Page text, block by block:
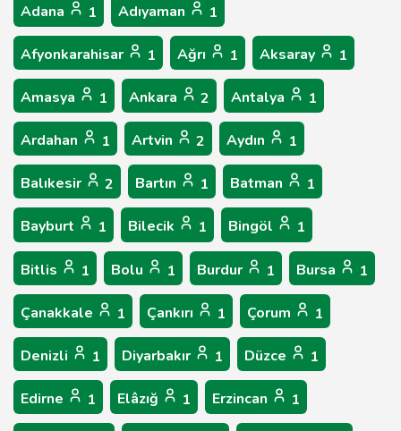
Adana 1 Adıyaman 1
Afyonkarahisar 1 Ağrı 1 Aksaray 1
Amasya 1 Ankara 2 Antalya 1
Ardahan 1 Artvin 2 Aydın 1
Balıkesir 2 Bartın 1 Batman 1
Bayburt 1 Bilecik 1 Bingöl 1
Bitlis 1 Bolu 1 Burdur 1 Bursa 1
Çanakkale 1 Çankırı 1 Çorum 1
Denizli 1 Diyarbakır 1 Düzce 1
Edirne 1 Elâzığ 1 Erzincan 1